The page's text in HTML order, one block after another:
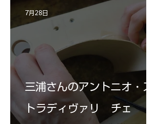
三浦さんのアントニオ・ス
トラディヴァリ チェ
7月28日